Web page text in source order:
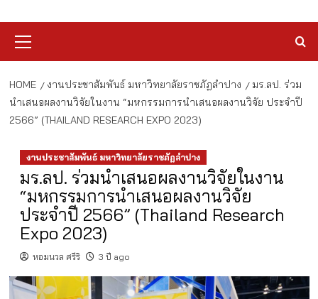
Menu
HOME งานประชาสัมพันธ์ มหาวิทยาลัยราชภัฏลำปาง
มร.ลป. ร่วม
นำเสนอผลงานวิจัยในงาน “มหกรรมการนำเสนอผลงานวิจัย ประจำปี
2566” (THAILAND RESEARCH EXPO 2023)
งานประชาสัมพันธ์ มหาวิทยาลัยราชภัฏลำปาง
มร.ลป. ร่วมนำเสนอผลงานวิจัยในงาน
“มหกรรมการนำเสนอผลงานวิจัย
ประจำปี 2566” (Thailand Research
Expo 2023)
หอมนวล ศรีริ 3 ปี ago